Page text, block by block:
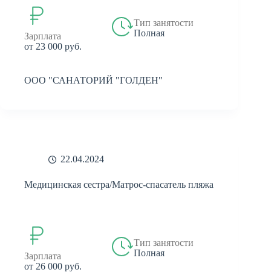
Зарплата
от 23 000 руб.
Тип занятости
Полная
ООО "САНАТОРИЙ "ГОЛДЕН"
22.04.2024
Медицинская сестра/Матрос-спасатель пляжа
Зарплата
от 26 000 руб.
Тип занятости
Полная